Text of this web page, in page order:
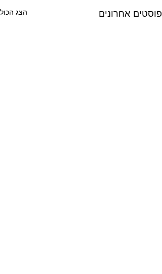
פוסטים אחרונים הצג הכול